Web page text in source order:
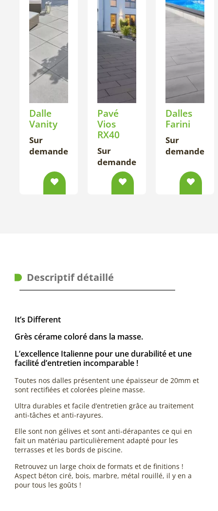
Dalle
Vanity
Sur
demande
Pavé
Vios
RX40
Sur
demande
Dalles
Farini
Sur
demande
Descriptif détaillé
It’s Different
Grès cérame coloré dans la masse.
L’excellence Italienne pour une durabilité et une
facilité d’entretien incomparable !
Toutes nos dalles présentent une épaisseur de 20mm et
sont rectifiées et colorées pleine masse.
Ultra durables et facile d’entretien grâce au traitement
anti-tâches et anti-rayures.
Elle sont non gélives et sont anti-dérapantes ce qui en
fait un matériau particulièrement adapté pour les
terrasses et les bords de piscine.
Retrouvez un large choix de formats et de finitions !
Aspect béton ciré, bois, marbre, métal rouillé, il y en a
pour tous les goûts !